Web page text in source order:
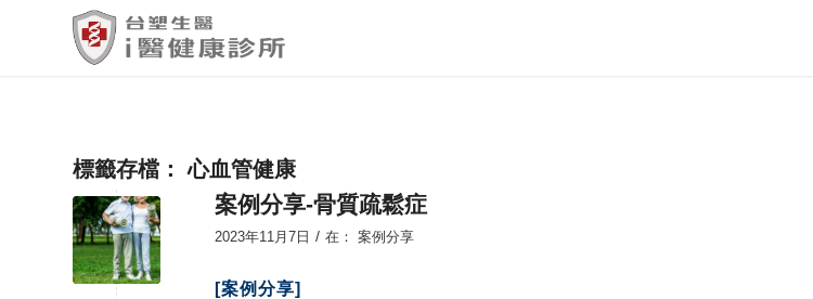
標籤存檔：心血管健康
案例分享-骨質疏鬆症
2023年11月7日 / 在： 案例分享
[案例分享]